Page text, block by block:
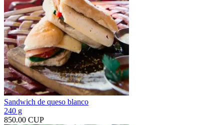
Sandwich de queso blanco
240 g
850.00 CUP